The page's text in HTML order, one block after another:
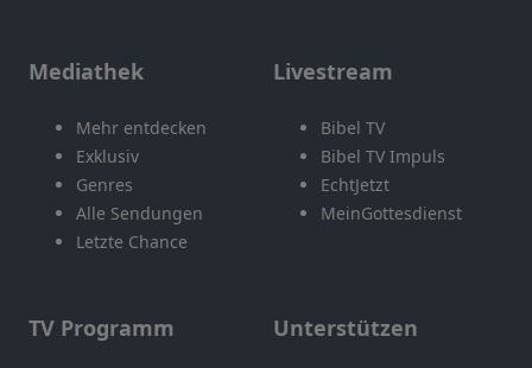
Mediathek
Mehr entdecken
Exklusiv
Genres
Alle Sendungen
Letzte Chance
Livestream
Bibel TV
Bibel TV Impuls
EchtJetzt
MeinGottesdienst
TV Programm Unterstützen